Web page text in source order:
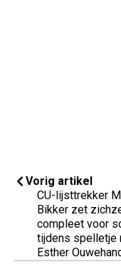
Vorig artikel
CU-lijsttrekker
Bikker zet
compleet voor
tijdens spelletje
Esther